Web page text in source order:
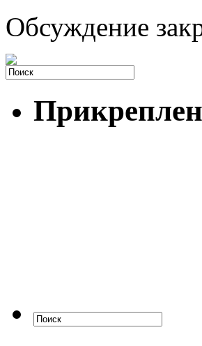
Обсуждение